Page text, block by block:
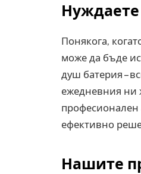
Понякога,
може да бъде
душ батерия –
ежедневния ни
ефективно
Нашите